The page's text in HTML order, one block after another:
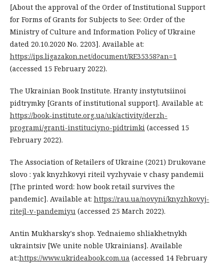
[About the approval of the Order of Institutional Support
for Forms of Grants for Subjects to See: Order of the
Ministry of Culture and Information Policy of Ukraine
dated 20.10.2020 No. 2203]. Available at:
https://ips.ligazakon.net/document/RE35358?an=1
(accessed 15 February 2022).
The Ukrainian Book Institute. Hranty instytutsiinoi
pidtrymky [Grants of institutional support]. Available at:
https://book-institute.org.ua/uk/activity/derzh-
programi/granti-instituciyno-pidtrimki (accessed 15
February 2022).
The Association of Retailers of Ukraine (2021) Drukovane
slovo : yak knyzhkovyi riteil vyzhyvaie v chasy pandemii
[The printed word: how book retail survives the
pandemic]. Available at: https://rau.ua/novyni/knyzhkovyj-
ritejl-v-pandemiyu (accessed 25 March 2022).
Antin Mukharsky's shop. Yednaiemo shliakhetnykh
ukraintsiv [We unite noble Ukrainians]. Available
at::https://www.ukrideabook.com.ua (accessed 14 February